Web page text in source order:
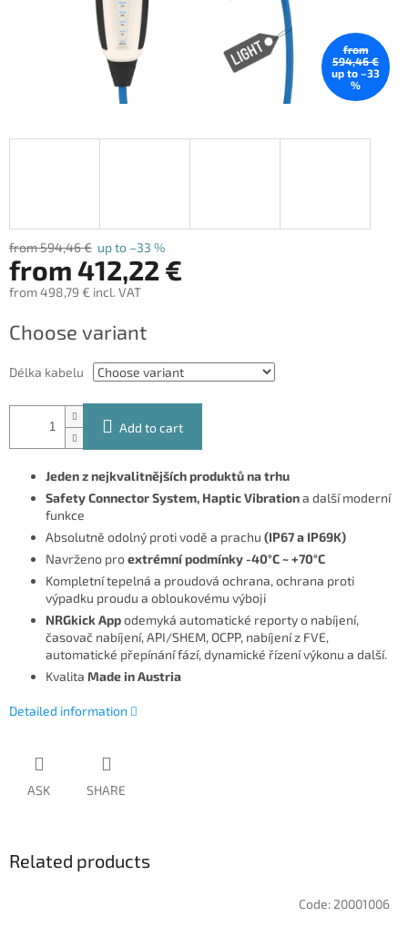
from
594,46 €
up to –33
%
from 594,46 € up to –33 %
from412,22 €
from498,79 € incl. VAT
price:
Choose variant
Délka kabelu
Add to cart
Jeden z nejkvalitnějších produktů na trhu
Safety Connector System, Haptic Vibrationa další moderní
funkce
Absolutně odolný proti vodě a prachu (IP67 a IP69K)
Navrženo proextrémní podmínky-40°C ~ +70°C
Kompletní tepelná a proudová ochrana, ochrana proti
výpadku proudu a obloukovému výboji
NRGkick Appodemyká automatické reporty o nabíjení,
časovač nabíjení, API/SHEM, OCPP, nabíjení z FVE,
automatické přepínání fází, dynamické řízení výkonu a další.
Kvalita Made in Austria
Detailed information
ASK SHARE
Related products
Code: 20001006